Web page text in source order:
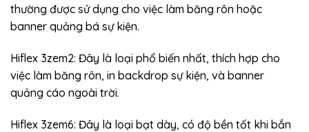
thường được sử dụng cho việc làm băng rôn hoặc
banner quảng bá sự kiện.
Hiflex 3zem2: Đây là loại phổ biến nhất, thích hợp cho
việc làm băng rôn, in backdrop sự kiện, và banner
quảng cáo ngoài trời.
Hiflex 3zem6: Đây là loại bạt dày, có độ bền tốt khi bắn